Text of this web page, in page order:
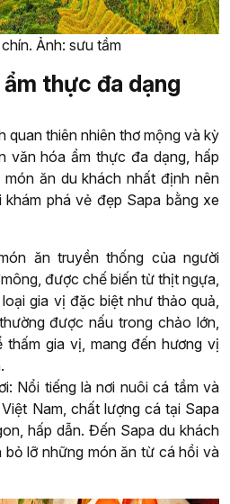
Ảnh: sưu tầm
thực đa dạng
quan thiên nhiên thơ mộng và kỳ
văn hóa ẩm thực đa dạng, hấp
ăn du khách nhất định nên
phá vẻ đẹp Sapa bằng xe
ăn truyền thống của người
được chế biến từ thịt ngựa,
gia vị đặc biệt như thảo quả,
được nấu trong chảo lớn,
thấm gia vị, mang đến hương vị
Nổi tiếng là nơi nuôi cá tầm và
Nam, chất lượng cá tại Sapa
hấp dẫn. Đến Sapa du khách
bỏ lỡ những món ăn từ cá hồi và